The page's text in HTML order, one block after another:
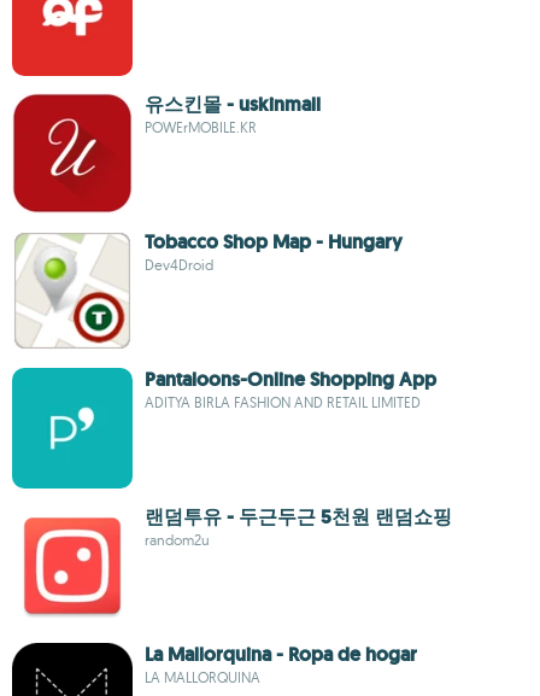
유스킨몰 - uskinmall
POWErMOBILE.KR
Tobacco Shop Map - Hungary
Dev4Droid
Pantaloons-Online Shopping App
ADITYA BIRLA FASHION AND RETAIL LIMITED
랜덤투유 - 두근두근 5천원 랜덤쇼핑
random2u
La Mallorquina - Ropa de hogar
LA MALLORQUINA